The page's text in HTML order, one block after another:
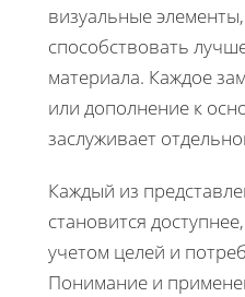
визуальные
способствовать
материала. Каждое
или дополнение к
заслуживает
Каждый из
становится
учетом целей и
Понимание и